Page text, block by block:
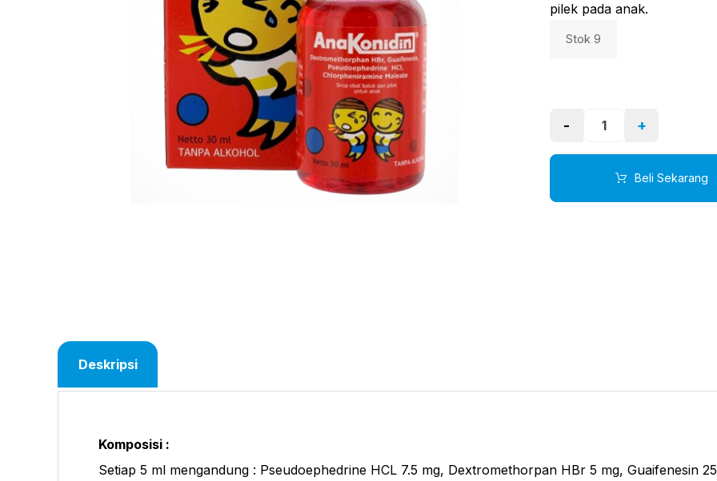
pilek pada anak.
Stok 9
- +
Beli Sekarang
Deskripsi
Komposisi :
Setiap 5 ml mengandung : Pseudoephedrine HCL 7.5 mg, Dextromethorpan HBr 5 mg, Guaifenesin